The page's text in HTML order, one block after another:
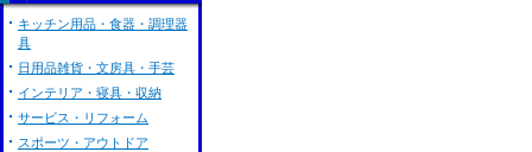
キッチン用品・食器・調理器
具
日用品雑貨・文房具・手芸
インテリア・寝具・収納
サービス・リフォーム
スポーツ・アウトドア